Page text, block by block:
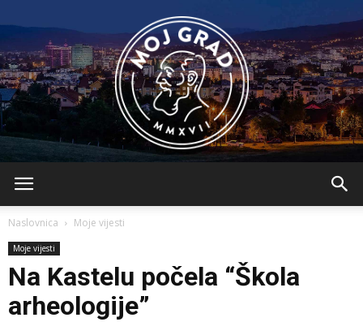
Naslovnica Moje vijesti
Moje vijesti
Na Kastelu počela “Škola
arheologije”